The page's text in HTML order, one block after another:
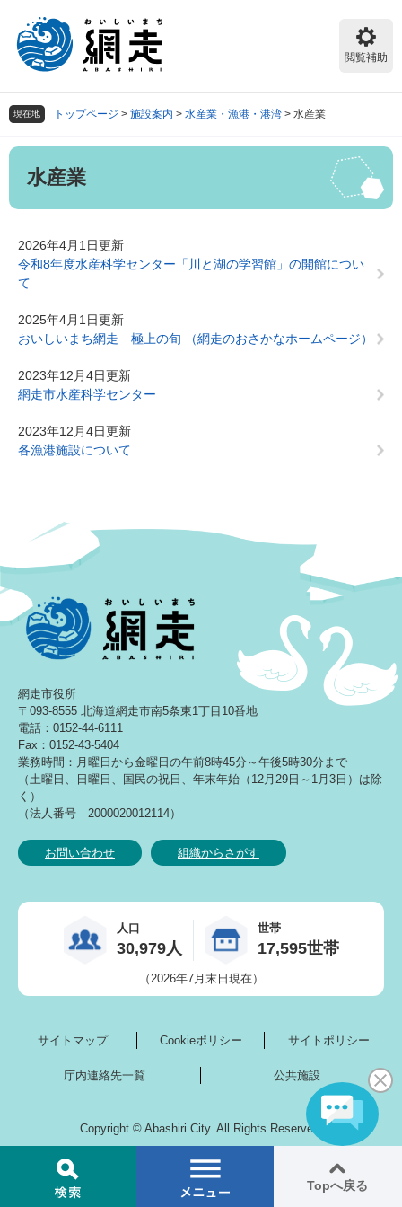
頭
で
飛
ば
閲覧補助
現在地 トップページ > 施設案内 > 水産業・漁港・港湾 > 水産業
本
水産業
2026年4月1日更新
令和8年度水産科学センター「川と湖の学習館」の開館につい
て
2025年4月1日更新
おいしいまち網走 極上の旬 （網走のおさかなホームページ）
2023年12月4日更新
網走市水産科学センター
2023年12月4日更新
各漁港施設について
Topへ戻る
網走市役所
〒093-8555 北海道網走市南5条東1丁目10番地
電話：0152-44-6111
Fax：0152-43-5404
業務時間：月曜日から金曜日の午前8時45分～午後5時30分まで
（土曜日、日曜日、国民の祝日、年末年始（12月29日～1月3日）は除
く）
（法人番号 2000020012114）
お問い合わせ 組織からさがす
人口
30,979人
世帯
17,595世帯
（2026年7月末日現在）
サイトマップ Cookieポリシー サイトポリシー
庁内連絡先一覧 公共施設
Copyright © Abashiri City. All Rights Reserved.